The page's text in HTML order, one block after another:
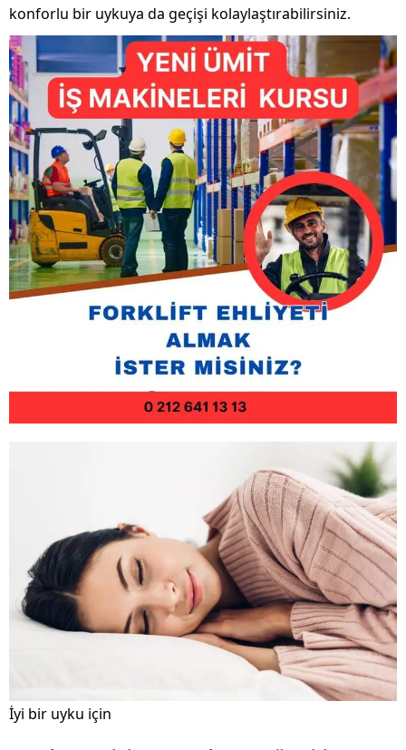
konforlu bir uykuya da geçişi kolaylaştırabilirsiniz.
İyi bir uyku için